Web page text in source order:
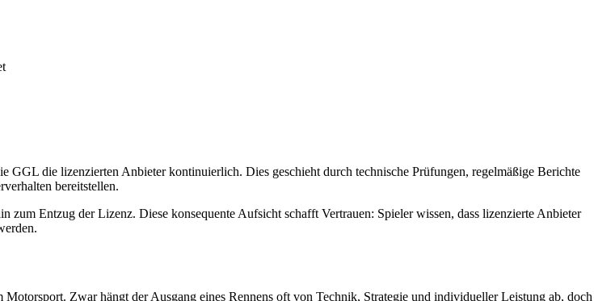
die lizenzierten Anbieter kontinuierlich. Dies geschieht durch technische Prüfungen, regelmäßige Berichte
bereitstellen.
Entzug der Lizenz. Diese konsequente Aufsicht schafft Vertrauen: Spieler wissen, dass lizenzierte Anbieter
Zwar hängt der Ausgang eines Rennens oft von Technik, Strategie und individueller Leistung ab, doch